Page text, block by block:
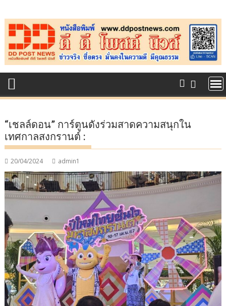
to
content
“เชลล์ดอน” การ์ตูนดังร่วมสาดความสนุกใน
เทศกาลสงกรานต์ :
20/04/2024 admin1